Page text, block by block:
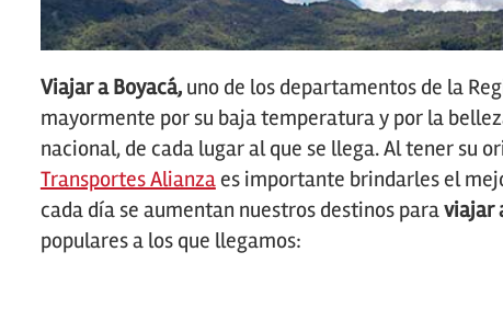
Viajar a Boyacá,uno de los departamentos de la
mayormente por su baja temperatura y por la
nacional, de cada lugar al que se llega. Al tener su
Transportes Alianzaes importante brindarles el
cada día se aumentan nuestros destinos paraviajar
populares a los que llegamos: